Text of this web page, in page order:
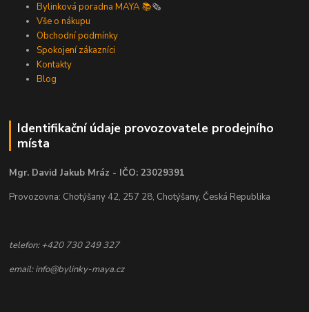
Bylinková poradna MAYA 📚🗞️
Vše o nákupu
Obchodní podmínky
Spokojení zákazníci
Kontakty
Blog
Identifikační údaje provozovatele prodejního
místa
Mgr. David Jakub Mráz - IČO: 23029391
Provozovna: Chotýšany 42, 257 28, Chotýšany, Česká Republika
telefon: +420 730 249 327
email: info@bylinky-maya.cz